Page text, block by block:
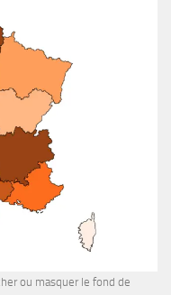
ou masquer le fond de